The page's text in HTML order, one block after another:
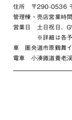
住所 〒290-0536
管理棟・売店営業
営業日 土日祝日、
※詳細は各予約プ
車 圏央道市原鶴舞
電車 小湊鐵道養老